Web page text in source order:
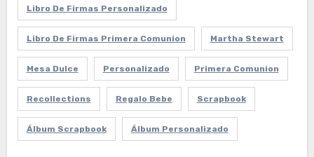
Libro De Firmas Personalizado
Libro De Firmas Primera Comunion Martha Stewart
Mesa Dulce Personalizado Primera Comunion
Recollections Regalo Bebe Scrapbook
Álbum Scrapbook Álbum Personalizado